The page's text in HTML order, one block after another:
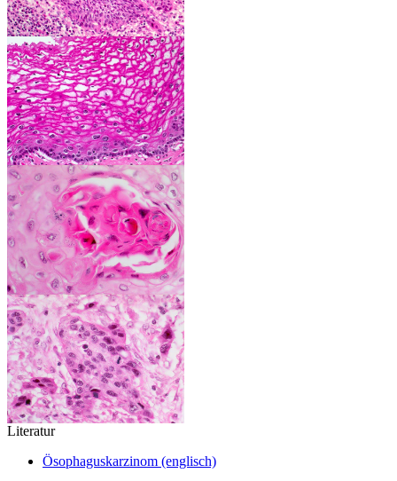
Literatur
Ösophaguskarzinom (englisch)